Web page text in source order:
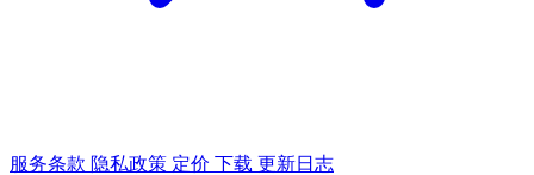
服务条款 隐私政策 定价 下载 更新日志